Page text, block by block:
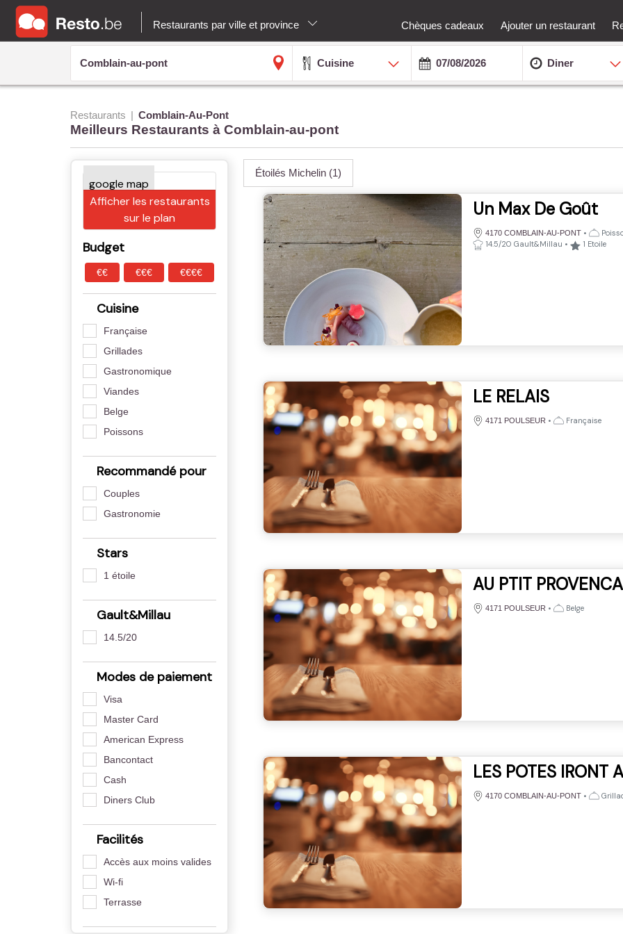
Restaurants par ville et province Chèques cadeaux Ajouter un restaurant
Cuisine Diner
Restaurants Comblain-Au-Pont
Meilleurs Restaurants à Comblain-au-pont
Afficher les restaurants
sur le plan
Budget
€€ €€€ €€€€
Cuisine
Française
Grillades
Gastronomique
Viandes
Belge
Poissons
Recommandé pour
Couples
Gastronomie
Stars
1 étoile
Gault&Millau
14.5/20
Modes de paiement
Visa
Master Card
American Express
Bancontact
Cash
Diners Club
Facilités
Accès aux moins valides
Wi-fi
Terrasse
Étoilés Michelin (1)
Un Max De Goût
4170 COMBLAIN-AU-PONT •
14.5/20 Gault&Millau • 1 Etoile
LE RELAIS
4171 POULSEUR • Française
AU PTIT
4171 POULSEUR • Belge
LES POTES IRONT
4170 COMBLAIN-AU-PONT •